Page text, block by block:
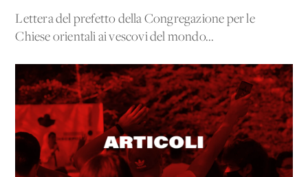
Lettera del prefetto della Congregazione per le
Chiese orientali ai vescovi del mondo...